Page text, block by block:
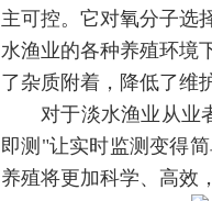
主可控。它对氧分子选
水渔业的各种养殖环境
了杂质附着，降低了维
对于淡水渔业从业
即测 "让实时监测变得
养殖将更加科学、高效